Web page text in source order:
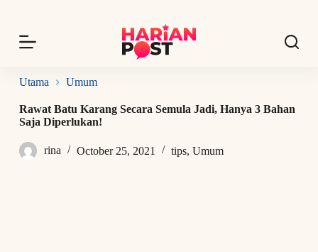
p
o
o
n
n
Utama Umum
Rawat Batu Karang Secara Semula Jadi, Hanya 3 Bahan
Saja Diperlukan!
rina October 25, 2021 tips, Umum